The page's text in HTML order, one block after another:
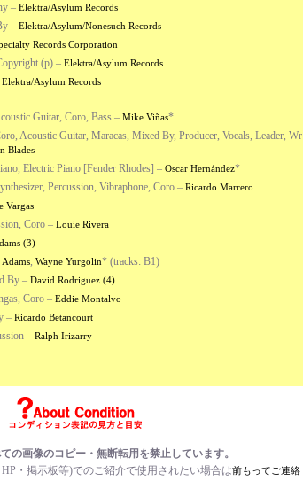
– Elektra/Asylum Records
– Elektra/Asylum/Nonesuch Records
Records Corporation
(p)– Elektra/Asylum Records
Elektra/Asylum Records
Guitar, Coro, Bass– Mike Viñas*
Acoustic Guitar, Maracas, Mixed By, Producer, Vocals, Leader, Wr
Blades
Electric Piano [Fender Rhodes] – Oscar Hernández*
Percussion, Vibraphone, Coro– Ricardo Marrero
Vargas
Coro– Louie Rivera
(3)
Adams, Wayne Yurgolin* (tracks: B1)
By– David Rodriguez (4)
Coro– Eddie Montalvo
– Ricardo Betancourt
– Ralph Irizarry
の画像のコピー・無断転用を禁止しています。
・掲示板等)でのご紹介で使用されたい場合は前もってご連絡